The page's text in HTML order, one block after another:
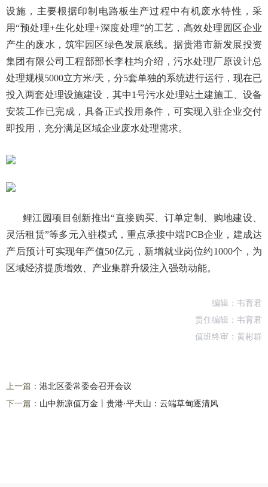
设施，主要根据印制电路板生产过程中有机废水特性，采
用“预处理+生化处理+深度处理”的工艺，高效处理园区企业
产生的废水，筑牢园区绿色发展底线。据贵港市新发展投资
集团有限公司工程部部长李柱均介绍，污水处理厂原设计总
处理规模5000立方米/天，分5套单独的系统进行运行，现在已
投入两套处理设施建设，其中1号污水处理站土建施工、设备
安装工作已完成，具备正式投用条件，可实现入驻企业交付
即投用，充分满足区域企业废水处理需求。
鲤江园项目创新推出“直接购买、订单定制、购地建设、
灵活租赁”等多元入驻模式，重点承接中端PCB企业，建成达
产后预计可实现年产值50亿元，新增就业岗位约1000个，为
区域经济提质增效、产业集群升级注入强劲动能。
编辑：韦育君
责任编辑：韦育君
值班终审：黄彬群
上一篇： 港北区委常委会召开会议
下一篇： 山中新凉值万金丨贵港·平天山：云端草甸逐清风